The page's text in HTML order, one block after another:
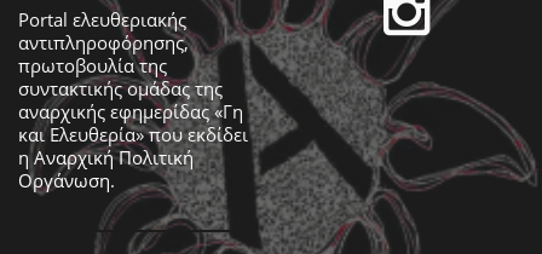
Portal ελευθεριακής
αντιπληροφόρησης,
πρωτοβουλία της
συντακτικής ομάδας της
αναρχικής εφημερίδας «Γη
και Ελευθερία» που εκδίδει
ηΑναρχική Πολιτική
Οργάνωση.